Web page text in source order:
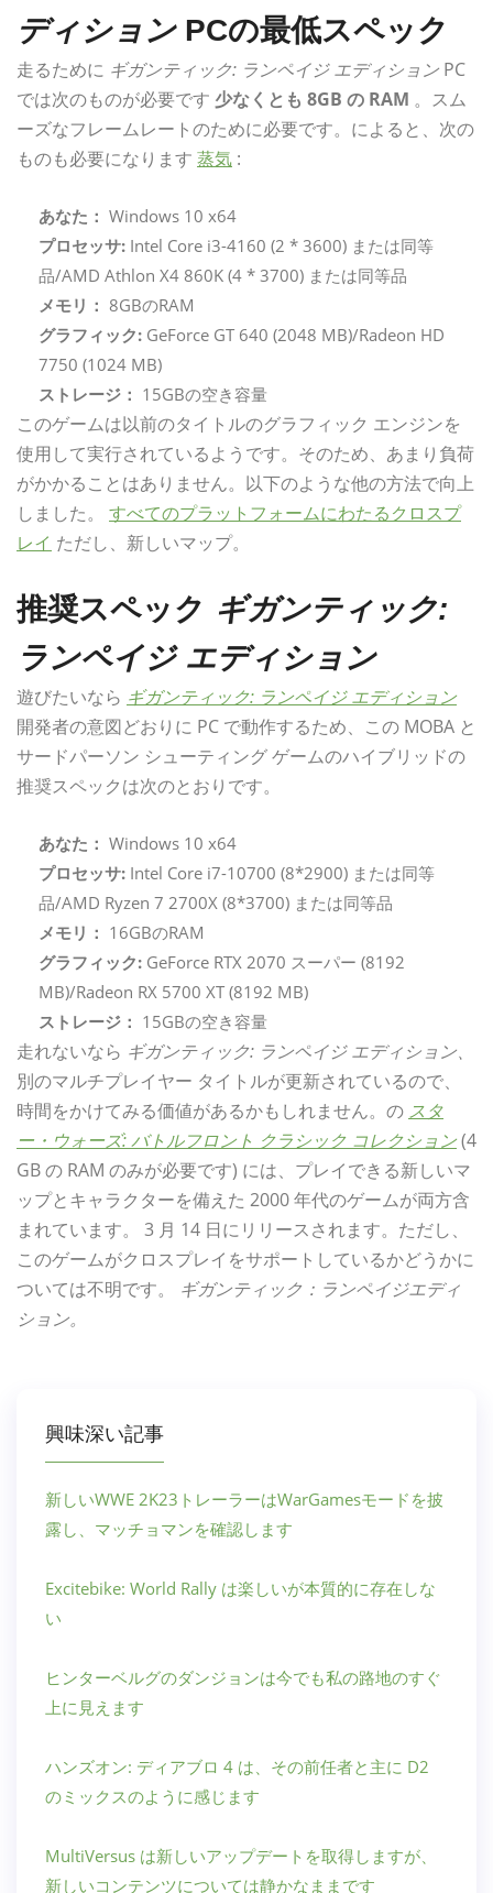
ディションPCの最低スペック
走るために ギガンティック: ランペイジ エディション PC
では次のものが必要です 少なくとも 8GB の RAM 。スム
ーズなフレームレートのために必要です。によると、次の
ものも必要になります 蒸気 :
あなた： Windows 10 x64
プロセッサ: Intel Core i3-4160 (2 * 3600) または同等
品/AMD Athlon X4 860K (4 * 3700) または同等品
メモリ： 8GBのRAM
グラフィック: GeForce GT 640 (2048 MB)/Radeon HD
7750 (1024 MB)
ストレージ： 15GBの空き容量
このゲームは以前のタイトルのグラフィック エンジンを
使用して実行されているようです。そのため、あまり負荷
がかかることはありません。以下のような他の方法で向上
しました。 すべてのプラットフォームにわたるクロスプ
レイ ただし、新しいマップ。
推奨スペック ギガンティック:
ランペイジ エディション
遊びたいなら ギガンティック: ランペイジ エディション
開発者の意図どおりに PC で動作するため、この MOBA と
サードパーソン シューティング ゲームのハイブリッドの
推奨スペックは次のとおりです。
あなた： Windows 10 x64
プロセッサ: Intel Core i7-10700 (8*2900) または同等
品/AMD Ryzen 7 2700X (8*3700) または同等品
メモリ： 16GBのRAM
グラフィック: GeForce RTX 2070 スーパー (8192
MB)/Radeon RX 5700 XT (8192 MB)
ストレージ： 15GBの空き容量
走れないなら ギガンティック: ランペイジ エディション、
別のマルチプレイヤー タイトルが更新されているので、
時間をかけてみる価値があるかもしれません。の スタ
ー・ウォーズ: バトルフロント クラシック コレクション(4
GB の RAM のみが必要です) には、プレイできる新しいマ
ップとキャラクターを備えた 2000 年代のゲームが両方含
まれています。 3 月 14 日にリリースされます。ただし、
このゲームがクロスプレイをサポートしているかどうかに
ついては不明です。 ギガンティック：ランペイジエディ
ション。
興味深い記事
新しいWWE 2K23トレーラーはWarGamesモードを披
露し、マッチョマンを確認します
Excitebike: World Rally は楽しいが本質的に存在しな
い
ヒンターベルグのダンジョンは今でも私の路地のすぐ
上に見えます
ハンズオン: ディアブロ 4 は、その前任者と主に D2
のミックスのように感じます
MultiVersus は新しいアップデートを取得しますが、
新しいコンテンツについては静かなままです